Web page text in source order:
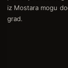
iz Mostara mogu
grad.